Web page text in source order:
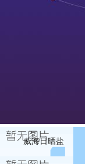
威海日晒盐